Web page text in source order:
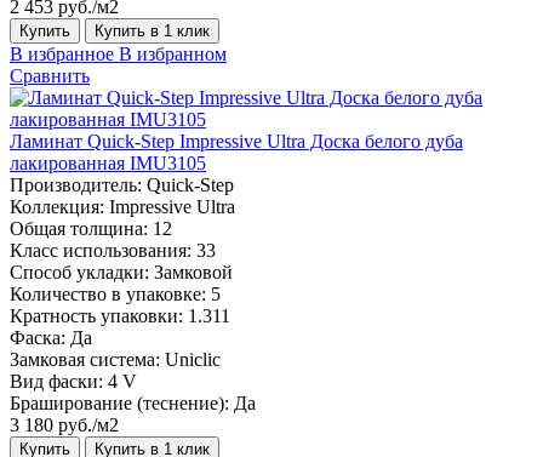
2 453 руб./м2
Купить Купить в 1 клик
В избранное В избранном
Сравнить
Ламинат Quick-Step Impressive Ultra Доска белого дуба
лакированная IMU3105
Производитель: Quick-Step
Коллекция: Impressive Ultra
Общая толщина: 12
Класс использования: 33
Способ укладки: Замковой
Количество в упаковке: 5
Кратность упаковки: 1.311
Фаска: Да
Замковая система: Uniclic
Вид фаски: 4 V
Браширование (теснение): Да
3 180 руб./м2
Купить Купить в 1 клик